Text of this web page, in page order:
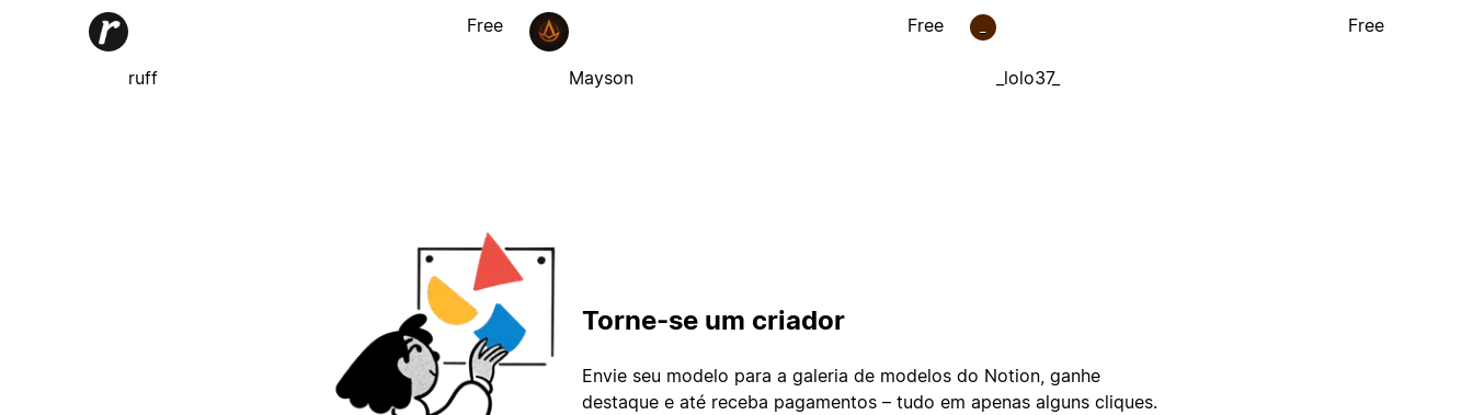
ruff
Free
Mayson
Free
_lolo37_
Free
Torne-se um criador
Envie seu modelo para a galeria de modelos do Notion, ganhe
destaque e até receba pagamentos – tudo em apenas alguns cliques.